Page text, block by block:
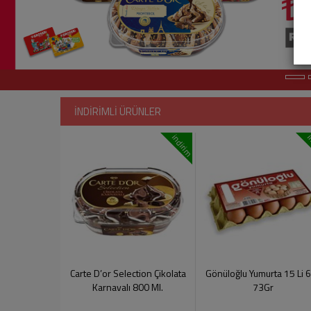
İNDİRİMLİ ÜRÜNLER
indirim
Carte D’or Selection Çikolata
Karnavalı 800 Ml.
Gönüloğlu Yumurta 15 Li
73Gr